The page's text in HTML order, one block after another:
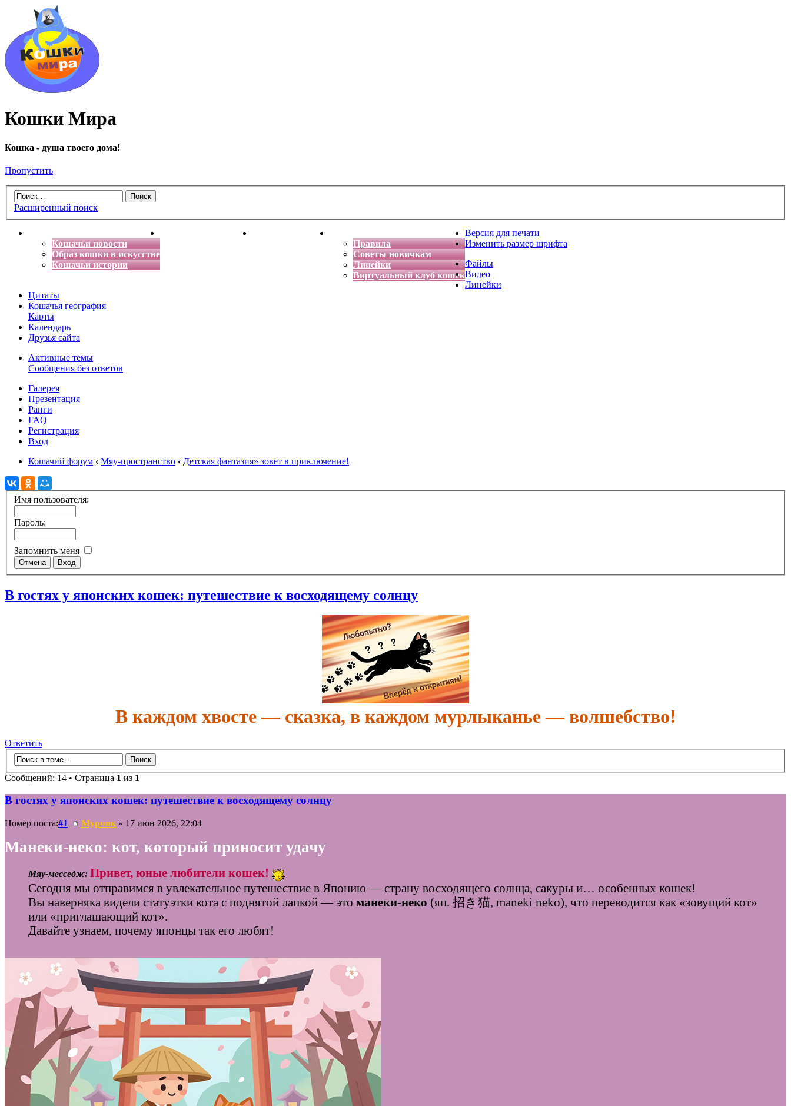
Кошки Мира
Кошка - душа твоего дома!
Пропустить
Расширенный поиск
Кошачьи новости
Образ кошки в искусстве
Кошачьи истории
Энциклопедия кошек Детская фантазия
Правила
Советы новичкам
Линейки
Виртуальный клуб кошек
Версия для печати
Изменить размер шрифта
Файлы
Видео
Линейки
Цитаты
Кошачья география
Карты
Календарь
Друзья сайта
Активные темы
Сообщения без ответов
Галерея
Презентация
Ранги
FAQ
Регистрация
Вход
Кошачий форум ‹ Мяу-пространство ‹ Детская фантазия» зовёт в приключение!
Имя пользователя:
Пароль:
Запомнить меня
В гостях у японских кошек: путешествие к восходящему солнцу
В каждом хвосте — сказка, в каждом мурлыканье — волшебство!
Ответить
Сообщений: 14 • Страница 1 из 1
В гостях у японских кошек: путешествие к восходящему солнцу
Номер поста:#1 Мурчик » 17 июн 2026, 22:04
Манеки‑неко: кот, который приносит удачу
Мяу‑месседж: Привет, юные любители кошек!
Сегодня мы отправимся в увлекательное путешествие в Японию — страну восходящего солнца, сакуры и… особенных кошек!
Вы наверняка видели статуэтки кота с поднятой лапкой — это манеки‑неко (яп. 招き猫, maneki neko), что переводится как «зовущий кот»
или «приглашающий кот».
Давайте узнаем, почему японцы так его любят!